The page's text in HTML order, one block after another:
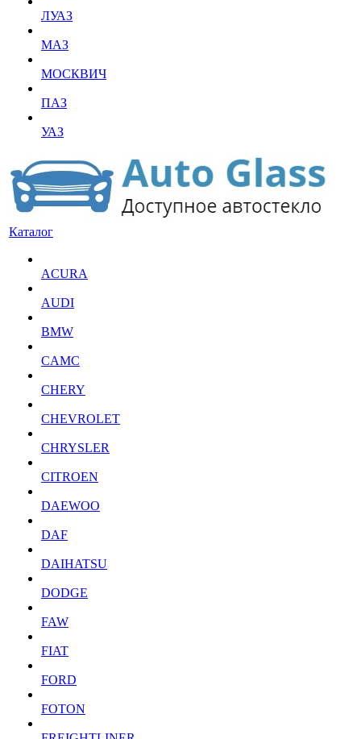
ЛУАЗ
МАЗ
МОСКВИЧ
ПАЗ
УАЗ
Каталог
ACURA
AUDI
BMW
CAMC
CHERY
CHEVROLET
CHRYSLER
CITROEN
DAEWOO
DAF
DAIHATSU
DODGE
FAW
FIAT
FORD
FOTON